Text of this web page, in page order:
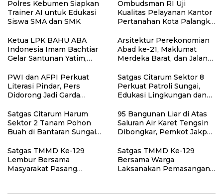
Polres Kebumen Siapkan
Trainer AI untuk Edukasi
Siswa SMA dan SMK
Ombudsman RI Uji
Kualitas Pelayanan Kantor
Pertanahan Kota Palangka
Ketua LPK BAHU ABA
Indonesia Imam Bachtiar
Gelar Santunan Yatim,
Sukaraja
Arsitektur Perekonomian
Abad ke-21, Maklumat
Merdeka Barat, dan Jalan
Kedaulatan Ekonomi
PWI dan AFPI Perkuat
Literasi Pindar, Pers
Didorong Jadi Garda
Lawan Pinjol Ilegal
Satgas Citarum Sektor 8
Perkuat Patroli Sungai,
Edukasi Lingkungan dan
di Wilayah Binaan
Satgas Citarum Harum
Sektor 2 Tanam Pohon
Buah di Bantaran Sungai
Kristiyanto: Jaga
Lingkungan Sekaligus
Tingkatkan Manfaat
95 Bangunan Liar di Atas
Saluran Air Karet Tengsin
Dibongkar, Pemkot Jakpus
Drainase
Satgas TMMD Ke-129
Lembur Bersama
Masyarakat Pasang
Satgas TMMD Ke-129
Bersama Warga
Laksanakan Pemasangan